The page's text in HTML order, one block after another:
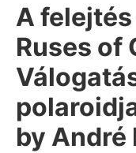
A
Ruses of
by André